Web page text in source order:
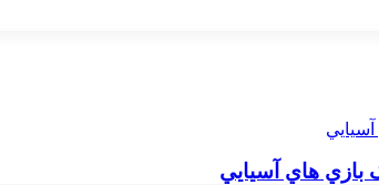
بازي هاي آسيايي